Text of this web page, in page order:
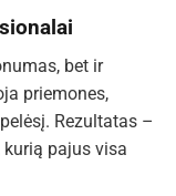
bet ir
priemones,
Rezultatas –
pajus visa